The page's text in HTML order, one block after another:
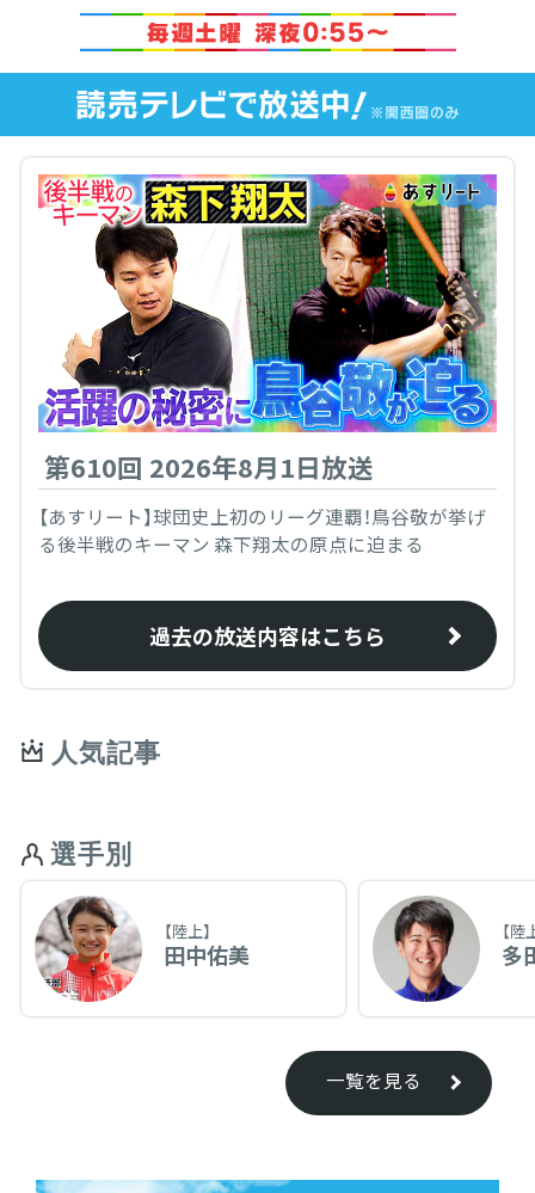
第610回 2026年8月1日放送
【あすリート】球団史上初のリーグ連覇！鳥谷敬が挙げ
る後半戦のキーマン 森下翔太の原点に迫まる
過去の放送内容はこちら
人気記事
選手別
【陸上】
田中佑美
【陸
多
一覧を見る